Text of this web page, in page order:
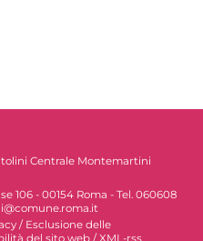
Centrale Montemartini
106 - 00154 Roma - Tel. 060608
/ Esclusione delle
del sito web / XML-rss